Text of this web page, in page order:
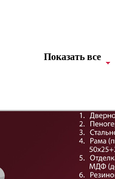
Показать все